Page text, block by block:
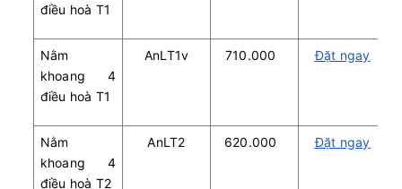
điều hoà T1
Nằm
khoang 4
điều hoà T1
AnLT1v 710.000 Đặt ngay
Nằm
khoang 4
điều hoà T2
AnLT2 620.000 Đặt ngay